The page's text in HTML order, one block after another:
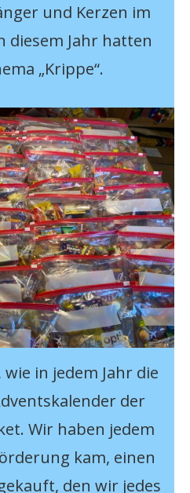
und Kerzen im
diesem Jahr hatten
„Krippe“.
in jedem Jahr die
der
Wir haben jedem
kam, einen
den wir jedes